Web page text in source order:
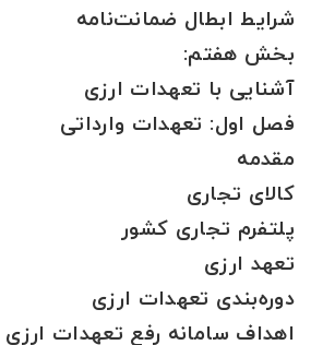
شرایط ابطال ضمانت‌نامه
بخش هفتم:
آشنایی با تعهدات ارزی
فصل اول: تعهدات وارداتی
مقدمه
کالای تجاری
پلتفرم تجاری کشور
تعهد ارزی
دوره‌بندی تعهدات ارزی
اهداف سامانه رفع تعهدات ارزی